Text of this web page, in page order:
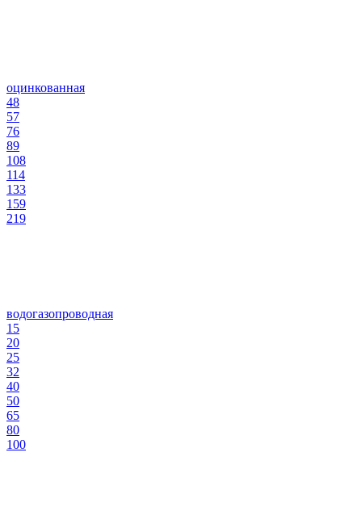
оцинкованная
48
57
76
89
108
114
133
159
219
водогазопроводная
15
20
25
32
40
50
65
80
100